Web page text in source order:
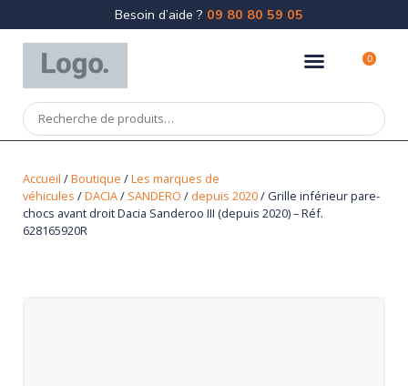
Besoin d’aide ? 09 80 80 59 05
0
Accueil /Boutique /Les marques de
véhicules /DACIA/ SANDERO / depuis 2020/ Grille inférieur pare-
chocs avant droit Dacia Sanderoo III (depuis 2020) – Réf.
628165920R